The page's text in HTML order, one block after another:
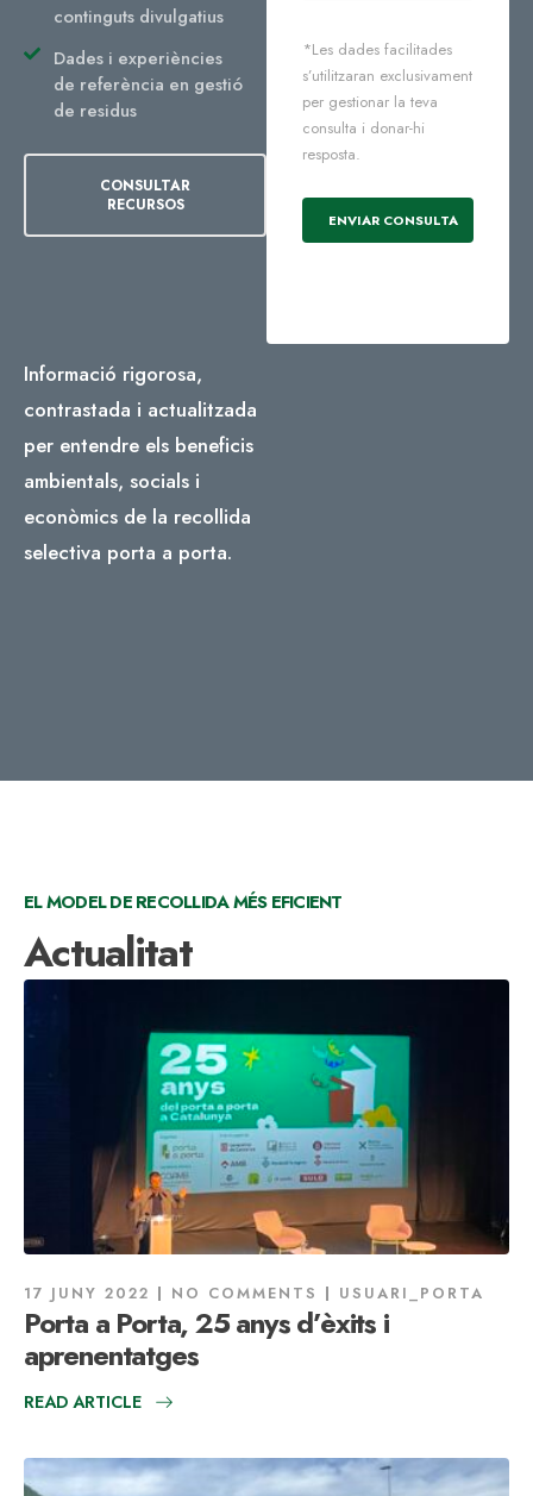
continguts divulgatius
Dades i experiències
de referència en gestió
de residus
CONSULTAR
RECURSOS
Informació rigorosa,
contrastada i actualitzada
per entendre els beneficis
ambientals, socials i
econòmics de la recollida
selectiva porta a porta.
*Les dades facilitades
s’utilitzaran exclusivament
per gestionar la teva
consulta i donar-hi
resposta.
EL MODEL DE RECOLLIDA MÉS EFICIENT
Actualitat
17 JUNY 2022 NO COMMENTS USUARI_PORTA
Porta a Porta, 25 anys d’èxits i
aprenentatges
READ ARTICLE